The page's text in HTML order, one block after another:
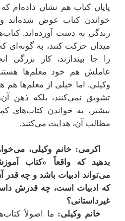
پایان کتاب هم نشان داده‌ام
خواندن کتاب عوض شده‌اند
زندگی به دست آورده‌اند.
میدان حرکت کنند، به گونه‌ای
را جا بیندازند، کار بزرگی
عاملش هم خود معلم‌ها
وکیلی. اما خیلی از معلم‌ها هم
تشویق نمی‌کنند، بلکه ذهن
بیشتر، به خواندن
مطالب آن، هدایت می‌کنند.
اکرمی: خانم وکیلی،
بدهید که واقعاً «کتاب
می‌تواند ادبیات باشد و چه قدر
که ادبیات است، چه قدرش
غیرداستانی؟
خانم وکیلی: ما اصولاً